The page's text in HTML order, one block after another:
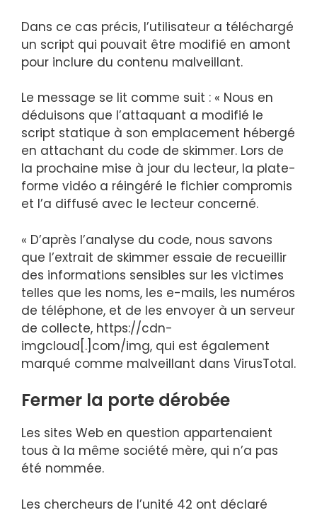
Dans ce cas précis, l’utilisateur a téléchargé
un script qui pouvait être modifié en amont
pour inclure du contenu malveillant.
Le message se lit comme suit : « Nous en
déduisons que l’attaquant a modifié le
script statique à son emplacement hébergé
en attachant du code de skimmer. Lors de
la prochaine mise à jour du lecteur, la plate-
forme vidéo a réingéré le fichier compromis
et l’a diffusé avec le lecteur concerné.
« D’après l’analyse du code, nous savons
que l’extrait de skimmer essaie de recueillir
des informations sensibles sur les victimes
telles que les noms, les e-mails, les numéros
de téléphone, et de les envoyer à un serveur
de collecte, https://cdn-
imgcloud[.]com/img, qui est également
marqué comme malveillant dans VirusTotal.
Fermer la porte dérobée
Les sites Web en question appartenaient
tous à la même société mère, qui n’a pas
été nommée.
Les chercheurs de l’unité 42 ont déclaré